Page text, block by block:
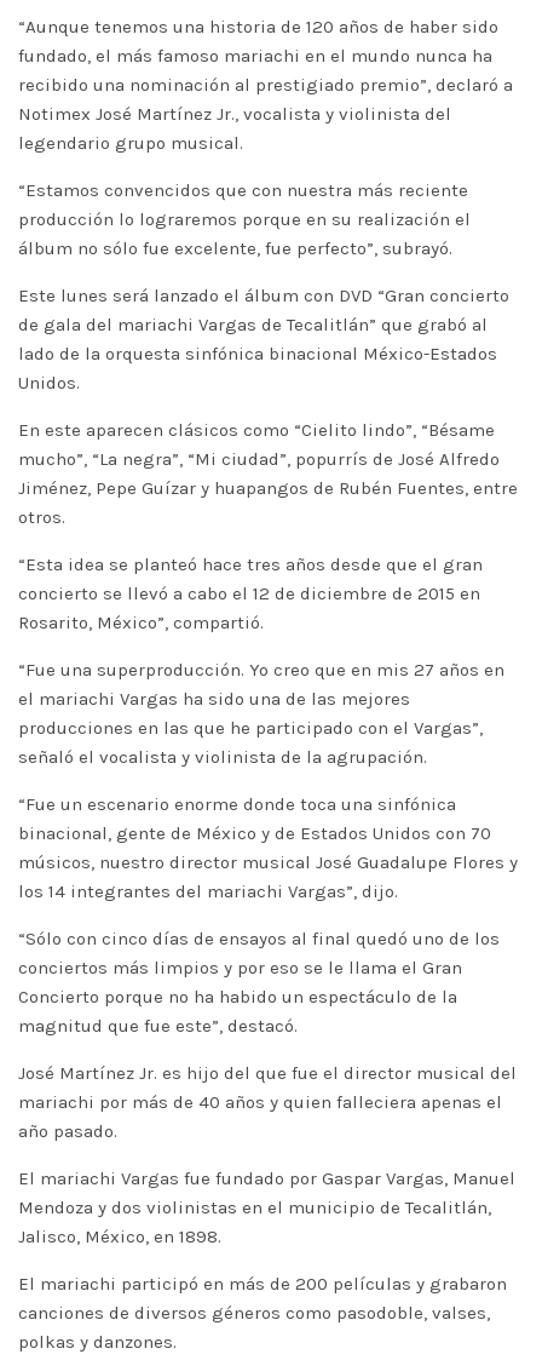
“Aunque tenemos una historia de 120 años de haber sido
fundado, el más famoso mariachi en el mundo nunca ha
recibido una nominación al prestigiado premio”, declaró a
Notimex José Martínez Jr., vocalista y violinista del
legendario grupo musical.
“Estamos convencidos que con nuestra más reciente
producción lo lograremos porque en su realización el
álbum no sólo fue excelente, fue perfecto”, subrayó.
Este lunes será lanzado el álbum con DVD “Gran concierto
de gala del mariachi Vargas de Tecalitlán” que grabó al
lado de la orquesta sinfónica binacional México-Estados
Unidos.
En este aparecen clásicos como “Cielito lindo”, “Bésame
mucho”, “La negra”, “Mi ciudad”, popurrís de José Alfredo
Jiménez, Pepe Guízar y huapangos de Rubén Fuentes, entre
otros.
“Esta idea se planteó hace tres años desde que el gran
concierto se llevó a cabo el 12 de diciembre de 2015 en
Rosarito, México”, compartió.
“Fue una superproducción. Yo creo que en mis 27 años en
el mariachi Vargas ha sido una de las mejores
producciones en las que he participado con el Vargas”,
señaló el vocalista y violinista de la agrupación.
“Fue un escenario enorme donde toca una sinfónica
binacional, gente de México y de Estados Unidos con 70
músicos, nuestro director musical José Guadalupe Flores y
los 14 integrantes del mariachi Vargas”, dijo.
“Sólo con cinco días de ensayos al final quedó uno de los
conciertos más limpios y por eso se le llama el Gran
Concierto porque no ha habido un espectáculo de la
magnitud que fue este”, destacó.
José Martínez Jr. es hijo del que fue el director musical del
mariachi por más de 40 años y quien falleciera apenas el
año pasado.
El mariachi Vargas fue fundado por Gaspar Vargas, Manuel
Mendoza y dos violinistas en el municipio de Tecalitlán,
Jalisco, México, en 1898.
El mariachi participó en más de 200 películas y grabaron
canciones de diversos géneros como pasodoble, valses,
polkas y danzones.